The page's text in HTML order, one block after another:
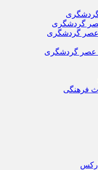
گردشگری
عصر گردشگری
عصر گردشگری
عصر گردشگری
فرهنگی